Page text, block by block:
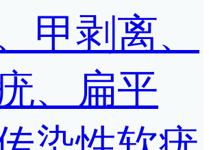
甲剥离、
、扁平